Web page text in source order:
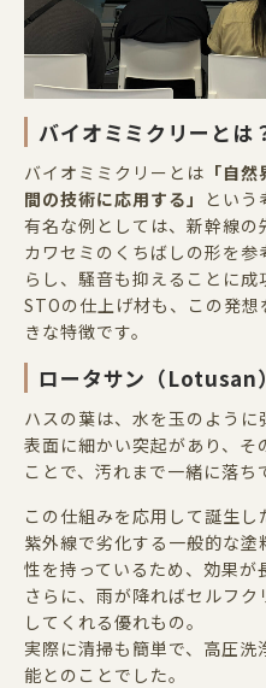
バイオミミクリーとは
バイオミミクリーとは 「自
間の技術に応用する」
という
有名な例としては、新幹線の
カワセミのくちばしの形を
らし、騒音も抑えることに成
STOの仕上げ材も、この発
きな特徴です。
ロータサン（Lotusan
ハスの葉は、水を玉のように
表面に細かい突起があり、そ
ことで、汚れまで一緒に落ち
この仕組みを応用して誕生し
紫外線で劣化する一般的な
性を持っているため、効果が
さらに、雨が降ればセルフ
してくれる優れもの。
実際に清掃も簡単で、高圧
能とのことでした。